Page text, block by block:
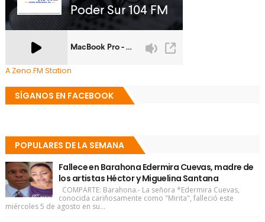
A Zeno.FM Station
SÍGANOS EN FACEBOOK
POPULARES DE LA SEMANA
Fallece en Barahona Edermira Cuevas, madre de
los artistas Héctor y Miguelina Santana
COMPARTE: Barahona.- La señora *Edermira Cuevas,
conocida cariñosamente como "Mirita", falleció este
miércoles 5 de agosto en su...